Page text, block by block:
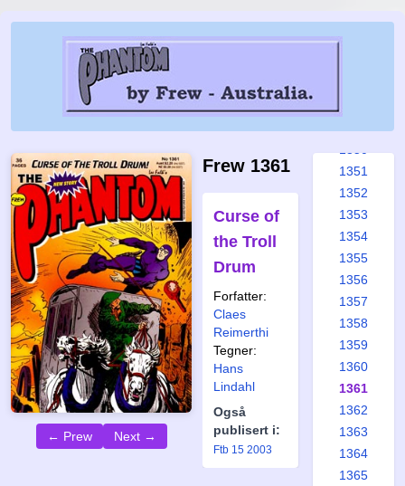
← Prew Next →
Frew 1361
Curse of
the Troll
Drum
Forfatter:
Claes
Reimerthi
Tegner:
Hans
Lindahl
Også
publisert i:
Ftb 15 2003
1344
1345
1351
1352
1353
1354
1355
1356
1357
1358
1359
1360
1361
1362
1363
1364
1365